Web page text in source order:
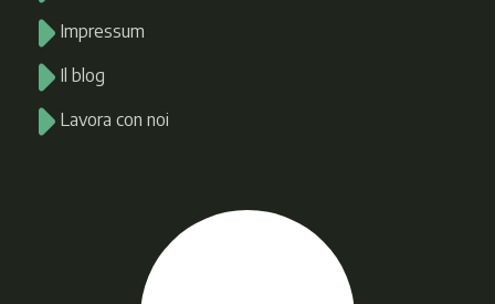
Impressum
Il blog
Lavora con noi